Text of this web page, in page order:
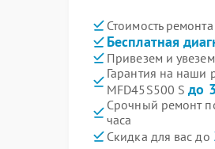
Стоимость ремонта
Бесплатная
Привезем и
Гарантия на наши
MFD45S500 Sдо
Срочный ремонт
часа
Скидка для вас до